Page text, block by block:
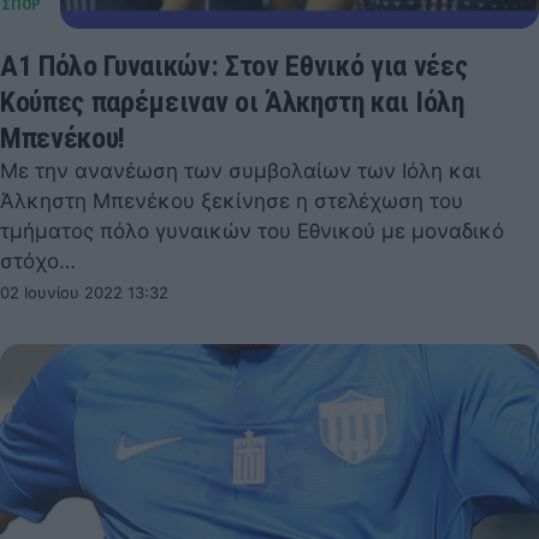
Α1 Πόλο Γυναικών: Στον Εθνικό για νέες
Κούπες παρέμειναν οι Άλκηστη και Ιόλη
Μπενέκου!
Με την ανανέωση των συμβολαίων των Ιόλη και
Άλκηστη Μπενέκου ξεκίνησε η στελέχωση του
τμήματος πόλο γυναικών του Εθνικού με μοναδικό
στόχο…
02 Ιουνίου 2022 13:32